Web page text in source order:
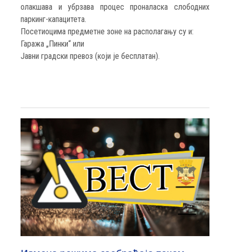
олакшава и убрзава процес проналаска слободних
паркинг-капацитета.
Посетиоцима предметне зоне на располагању су и:
Гаража „Пинки“ или
Јавни градски превоз (који је бесплатан).